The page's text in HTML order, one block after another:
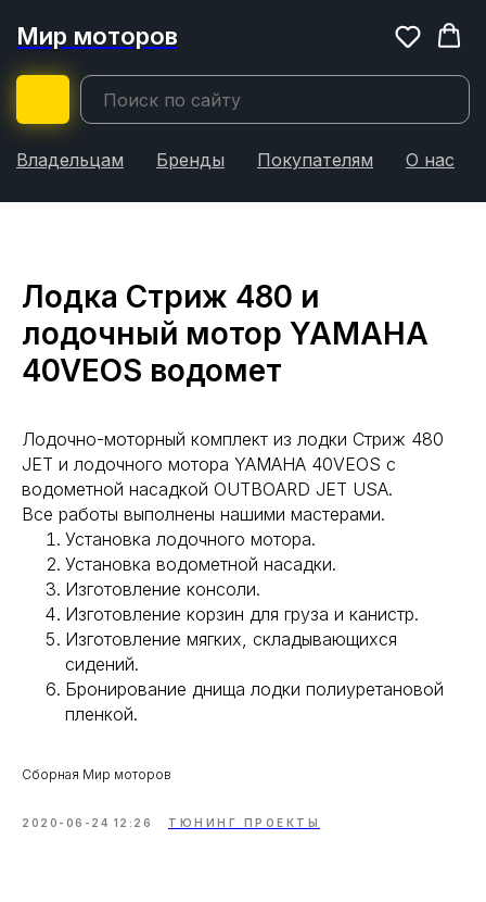
Мир моторов
Владельцам Бренды Покупателям О нас
Лодка Стриж 480 и
лодочный мотор YAMAHA
40VEOS водомет
Лодочно-моторный комплект из лодки Стриж 480
JET и лодочного мотора YAMAHA 40VEOS с
водометной насадкой OUTBOARD JET USA.
Все работы выполнены нашими мастерами.
Установка лодочного мотора.
Установка водометной насадки.
Изготовление консоли.
Изготовление корзин для груза и канистр.
Изготовление мягких, складывающихся
сидений.
Бронирование днища лодки полиуретановой
пленкой.
Сборная Мир моторов
2020-06-24 12:26 ТЮНИНГ ПРОЕКТЫ